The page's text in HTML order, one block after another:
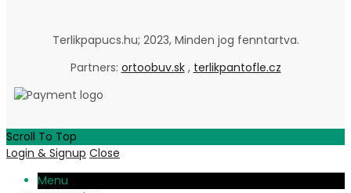
Terlikpapucs.hu; 2023, Minden jog fenntartva.
Partners: ortoobuv.sk, terlikpantofle.cz
Scroll To Top
Login & Signup Close
Menu